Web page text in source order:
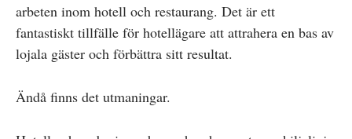
arbeten inom hotell och restaurang. Det är ett
fantastiskt tillfälle för hotellägare att attrahera en bas av
lojala gäster och förbättra sitt resultat.
Ändå finns det utmaningar.